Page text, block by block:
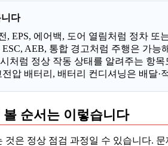
다
, EPS, 에어백, 도어 열림처럼 정차 또
ESC, AEB, 통합 경고처럼 주행은 가
처럼 정상 작동 상태를 알려주는 항
압 배터리, 배터리 컨디셔닝은 배달·
순서는 이렇습니다
은 정상 점검 과정일 수 있습니다. 문